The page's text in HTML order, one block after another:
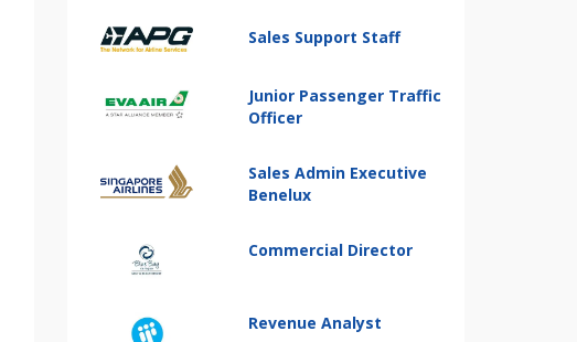
Sales Support Staff
Junior Passenger Traffic
Officer
Sales Admin Executive
Benelux
Commercial Director
Revenue Analyst